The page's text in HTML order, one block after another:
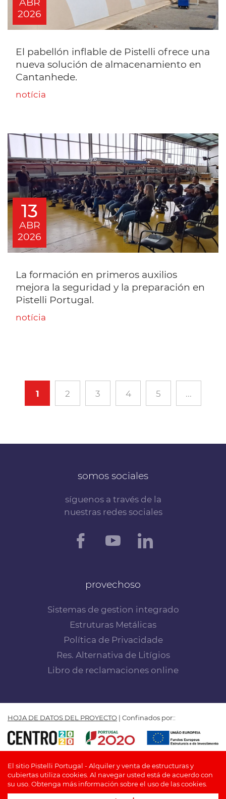
ABR
2026
El pabellón inflable de Pistelli ofrece una
nueva solución de almacenamiento en
Cantanhede.
notícia
13
ABR
2026
La formación en primeros auxilios
mejora la seguridad y la preparación en
Pistelli Portugal.
notícia
1 2 3 4 5 ...
somos sociales
síguenos a través de la
nuestras redes sociales
provechoso
Sistemas de gestion integrado
Estruturas Metálicas
Política de Privacidade
Res. Alternativa de Litígios
Libro de reclamaciones online
PISTELLI PORTUGAL by Insuflar - Fabricación, comercio y
alquiler de cubiertas, Lda. © TODOS LOS DERECHOS
RESERVADOS
HOJA DE DATOS DEL PROYECTO | Confinados por::
El sitio Pistelli Portugal - Alquiler y venta de estructuras y
cubiertas utiliza cookies. Al navegar usted está de acuerdo con
su uso. Obtenga más información sobre el uso de las cookies.